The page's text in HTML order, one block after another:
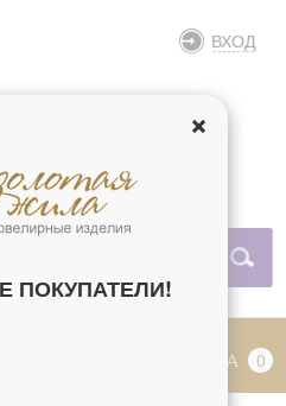
ВХОД
КОРЗИНА 0
ПОКУПАТЕЛИ!